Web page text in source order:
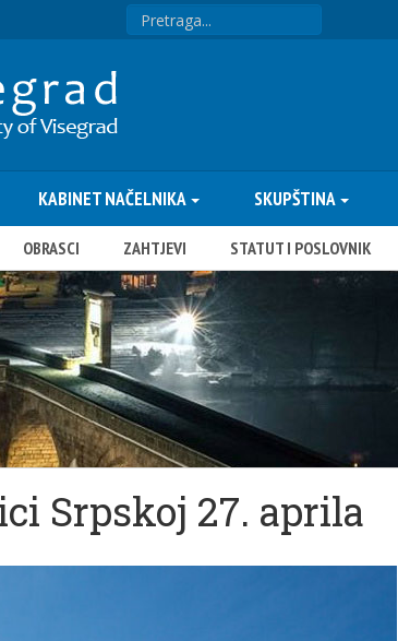
KABINET NAČELNIKA SKUPŠTINA
OBRASCI ZAHTJEVI STATUT I POSLOVNIK
Srpskoj 27. aprila